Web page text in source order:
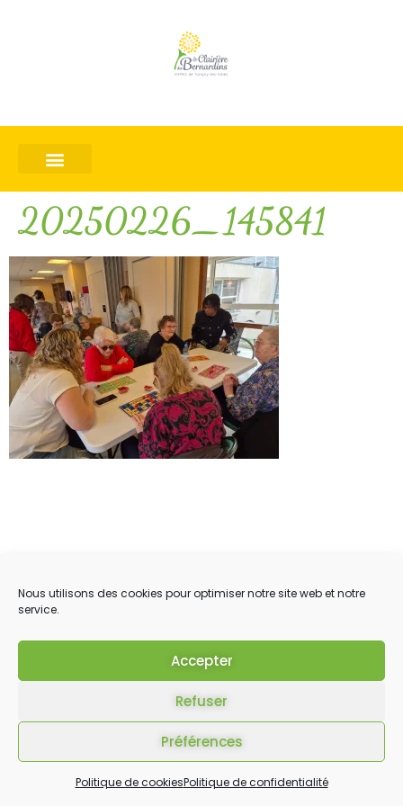
Nous utilisons des cookies pour optimiser notre site web et notre
service.
Accepter
Refuser
Préférences
Politique de cookiesPolitique de confidentialité
20250226_145841